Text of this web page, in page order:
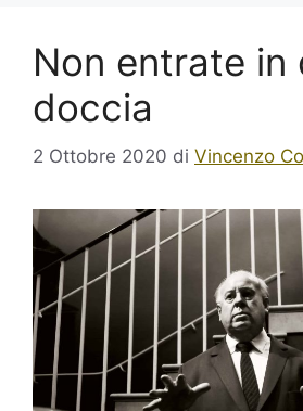
Non entrate in
doccia
2 Ottobre 2020 di Vincenzo